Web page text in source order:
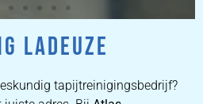
LADEUZE
tapijtreinigingsbedrijf?